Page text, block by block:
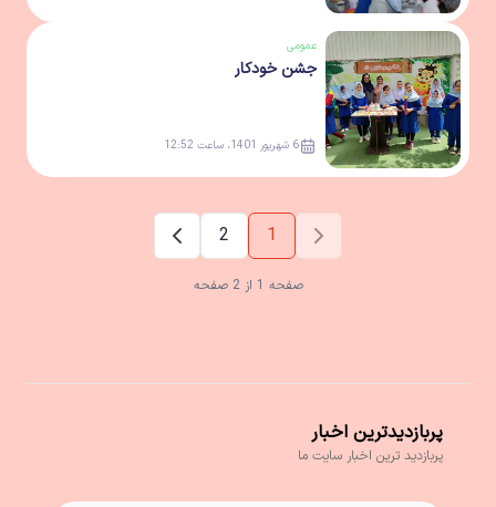
عمومی
جشن خودکار
6 شهریور 1401، ساعت 12:52
1
2
صفحه 1 از 2 صفحه
پربازدیدترین اخبار
پربازدید ترین اخبار سایت ما